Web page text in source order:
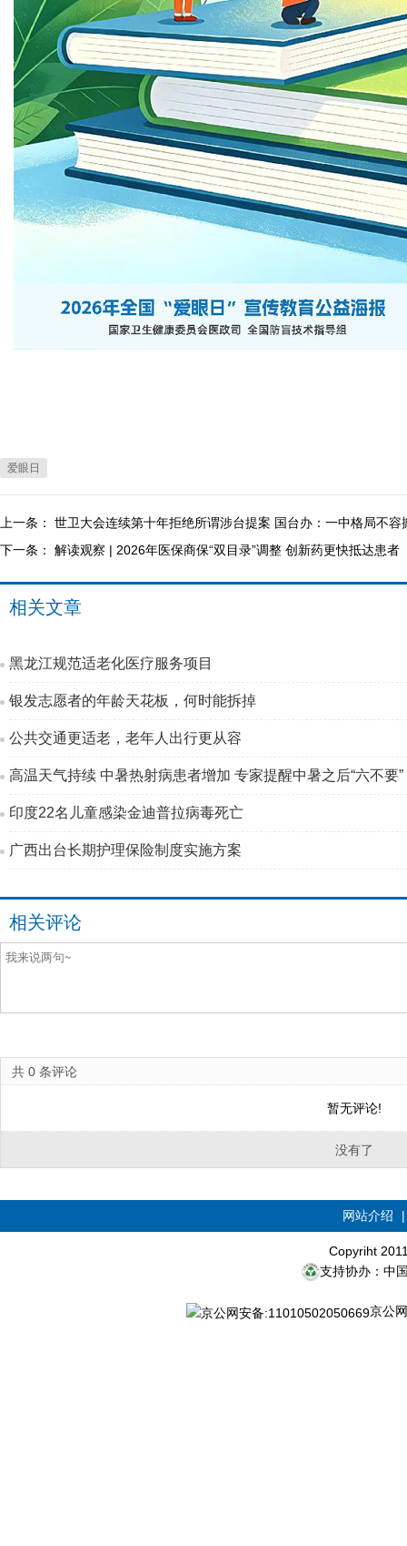
爱眼日
上一条： 世卫大会连续第十年拒绝所谓涉台提案 国台办：一中格局不容
下一条： 解读观察 | 2026年医保商保“双目录”调整 创新药更快抵达患者
相关文章
黑龙江规范适老化医疗服务项目
银发志愿者的年龄天花板，何时能拆掉
公共交通更适老，老年人出行更从容
高温天气持续 中暑热射病患者增加 专家提醒中暑之后“六不要”
印度22名儿童感染金迪普拉病毒死亡
广西出台长期护理保险制度实施方案
相关评论
共 0 条评论
暂无评论!
没有了
网站介绍
Copyriht
支持协办：中
京公